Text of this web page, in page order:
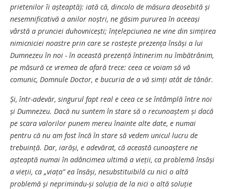
prietenilor îi așteaptă): iată că, dincolo de măsura deosebită și
nesemnificativă a anilor noștri, ne găsim pururea în aceeași
vârstă a prunciei duhovnicești; înțelepciunea ne vine din simțirea
nimicniciei noastre prin care se rostește prezența însăși a lui
Dumnezeu în noi - în această prezență întinerim nu îmbătrânim,
pe măsură ce vremea de afară trece: ceea ce voiam să vă
comunic, Domnule Doctor, e bucuria de a vă simți atât de tânăr.
Și, într-adevăr, singurul fapt real e ceea ce se întâmplă între noi
și Dumnezeu. Dacă nu suntem în stare să o recunoaștem și dacă
pe scara valorilor punem mereu înainte alte date, e numai
pentru că nu am fost încă în stare să vedem unicul lucru de
trebuință. Dar, iarăși, e adevărat, că această cunoaștere ne
așteaptă numai în adâncimea ultimă a vieții, ca problemă însăși
a vieții, ca „viața” ea însăși, nesubstituibilă cu nici o altă
problemă și neprimindu-și soluția de la nici o altă soluție